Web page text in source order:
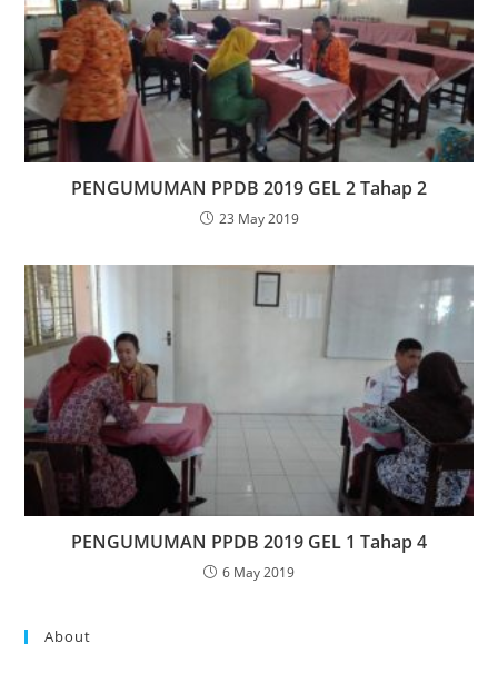
PENGUMUMAN PPDB 2019 GEL 2 Tahap 2
23 May 2019
PENGUMUMAN PPDB 2019 GEL 1 Tahap 4
6 May 2019
About